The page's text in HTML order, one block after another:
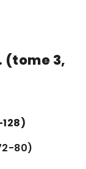
(tome 3,
80)